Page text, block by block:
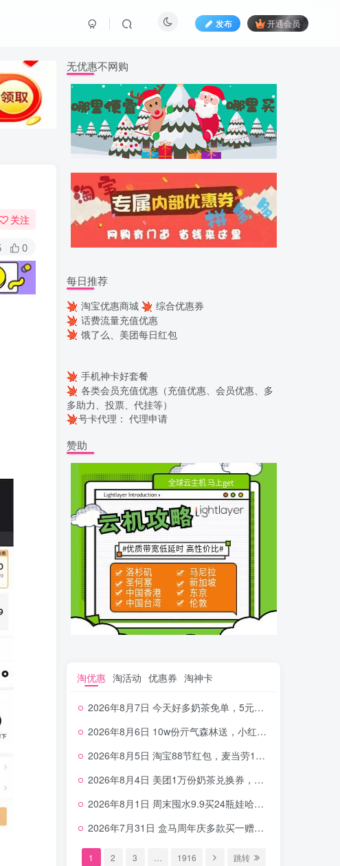
发布 开通会员
关注
0
无优惠不网购
每日推荐
淘宝优惠商城
综合优惠券
话费流量充值优惠
饿了么、美团每日红包
手机神卡好套餐
各类会员充值优惠（充值优惠、会员优惠、多
多助力、投票、代挂等）
号卡代理： 代理申请
赞助
淘优惠 淘活动 优惠券 淘神卡
2026年8月7日 今天好多奶茶免单，5元农行省钱卡，京东抢0.01沪上，邮储5.88元等
2026年8月6日 10w份亓气森林送，小红书12元无门槛，中行电费30-10，0元柠檬水+0撸汉堡等
2026年8月5日 淘宝88节红包，麦当劳150万份柠檬水，三万份瑞幸免单，霸王9万份0.01券等
2026年8月4日 美团1万份奶茶兑换券，农行5E卡，中行支付超给利，美团领18个冰激凌，小米每天领2-6元等等
2026年8月1日 周末囤水9.9买24瓶娃哈哈，建行100元京东券，移动5元话费，麦当劳甜筒，交行立减金等
2026年7月31日 盒马周年庆多款买一赠一，饿了么拆红包，建行30立减金，农行领10元刷卡金等
1 2 3 1916 跳转